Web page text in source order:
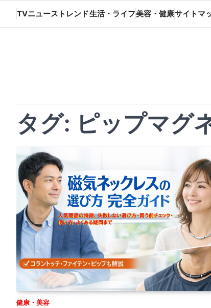
content
TVニューストレンド生活・ライフ美容・健康サイトマ
タグ: ピップマグ
健康・美容